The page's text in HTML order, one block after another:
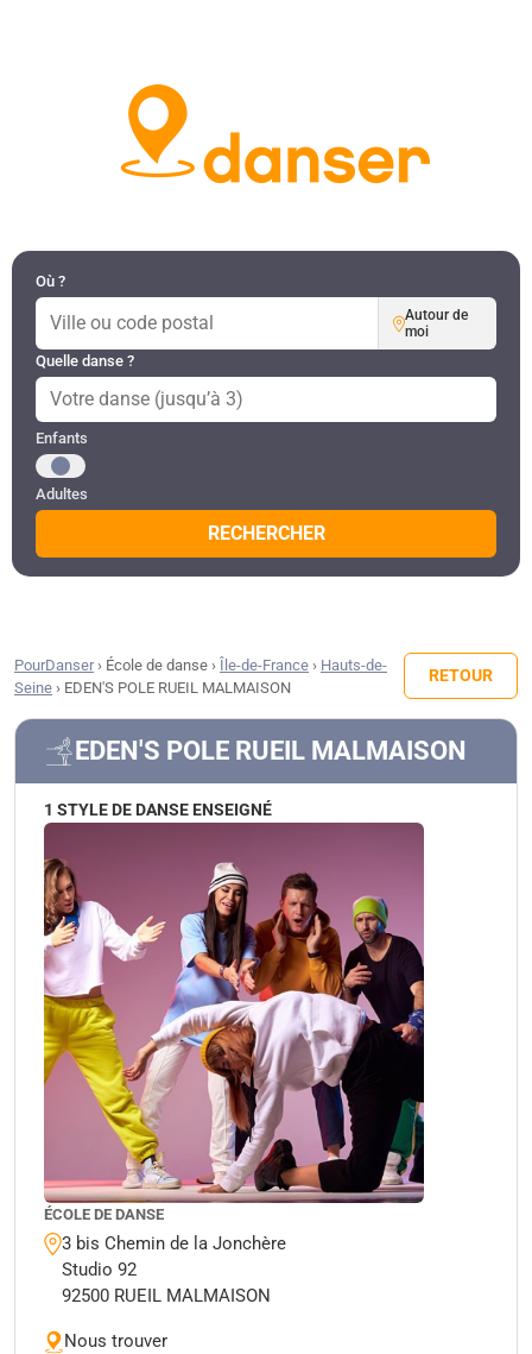
Où ?
Autour de
moi
Quelle danse ?
Public recherché
Enfants
Adultes
RECHERCHER
PourDanser› École de danse › Île-de-France › Hauts-de-
Seine › EDEN'S POLE RUEIL MALMAISON
RETOUR
EDEN'S POLE RUEIL MALMAISON
1 STYLE DE DANSE ENSEIGNÉ
ÉCOLE DE DANSE
3 bis Chemin de la Jonchère
Studio 92
92500 RUEIL MALMAISON
Nous trouver